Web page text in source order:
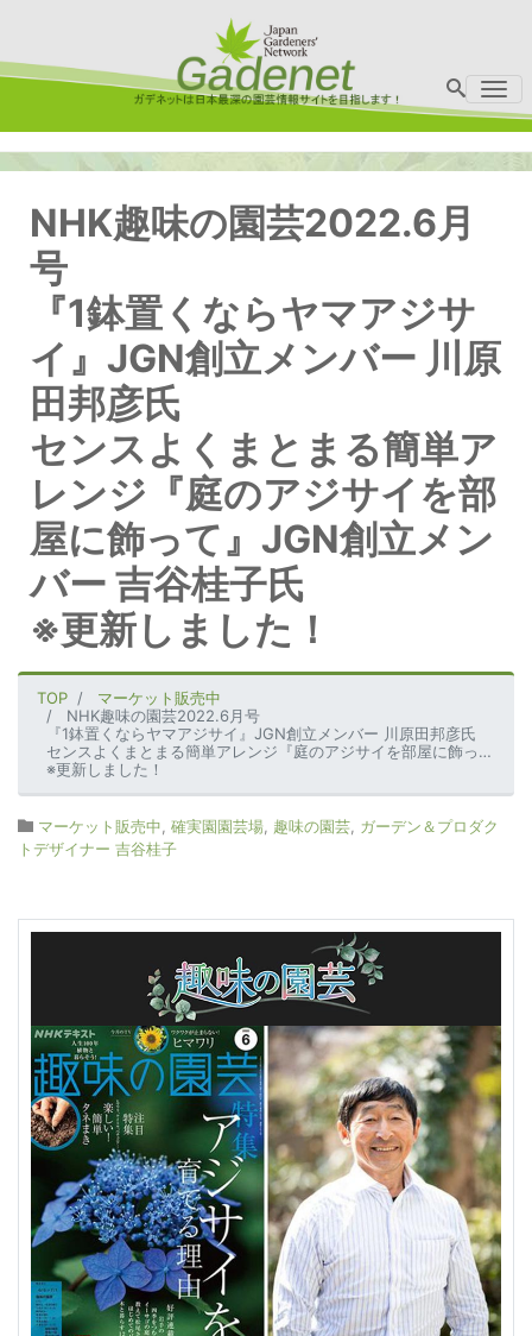
NHK趣味の園芸2022.6月
号
『1鉢置くならヤマアジサ
イ』JGN創立メンバー 川原
田邦彦氏
センスよくまとまる簡単ア
レンジ『庭のアジサイを部
屋に飾って』JGN創立メン
バー 吉谷桂子氏
※更新しました！
TOP
マーケット販売中
NHK趣味の園芸2022.6月号
『1鉢置くならヤマアジサイ』JGN創立メンバー 川原田邦彦氏
センスよくまとまる簡単アレンジ『庭のアジサイを部屋に飾って』JGN創立メンバー 吉谷桂子氏
※更新しました！
マーケット販売中 確実園園芸場 趣味の園芸 ガーデン＆プロダク
トデザイナー 吉谷桂子